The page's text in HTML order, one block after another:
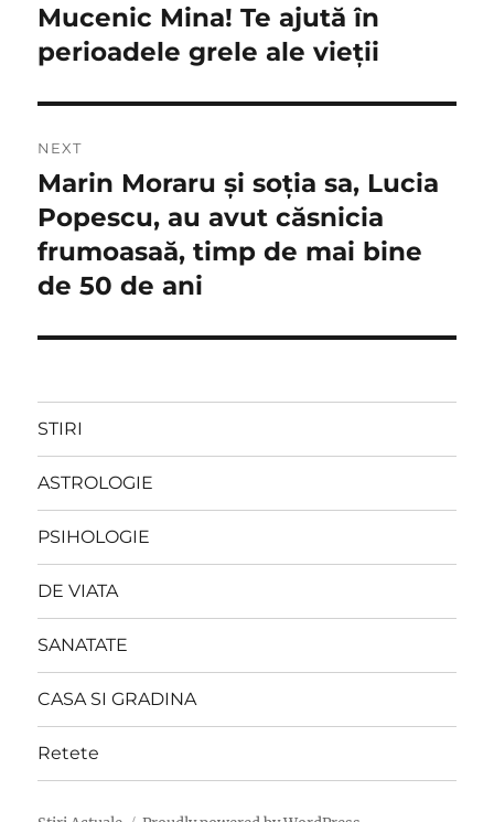
articole
post:
Mucenic Mina! Te ajută în
perioadele grele ale vieții
NEXT
Next
post:
Marin Moraru și soția sa, Lucia
Popescu, au avut căsnicia
frumoasaă, timp de mai bine
de 50 de ani
STIRI
ASTROLOGIE
PSIHOLOGIE
DE VIATA
SANATATE
CASA SI GRADINA
Retete